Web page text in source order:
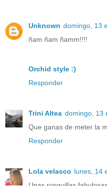
Unknown domingo, 13
ñam ñam ñamm!!!!
Orchid style :)
Responder
Trini Altea domingo, 13
Que ganas de meter la
Responder
Lola velasco lunes, 14